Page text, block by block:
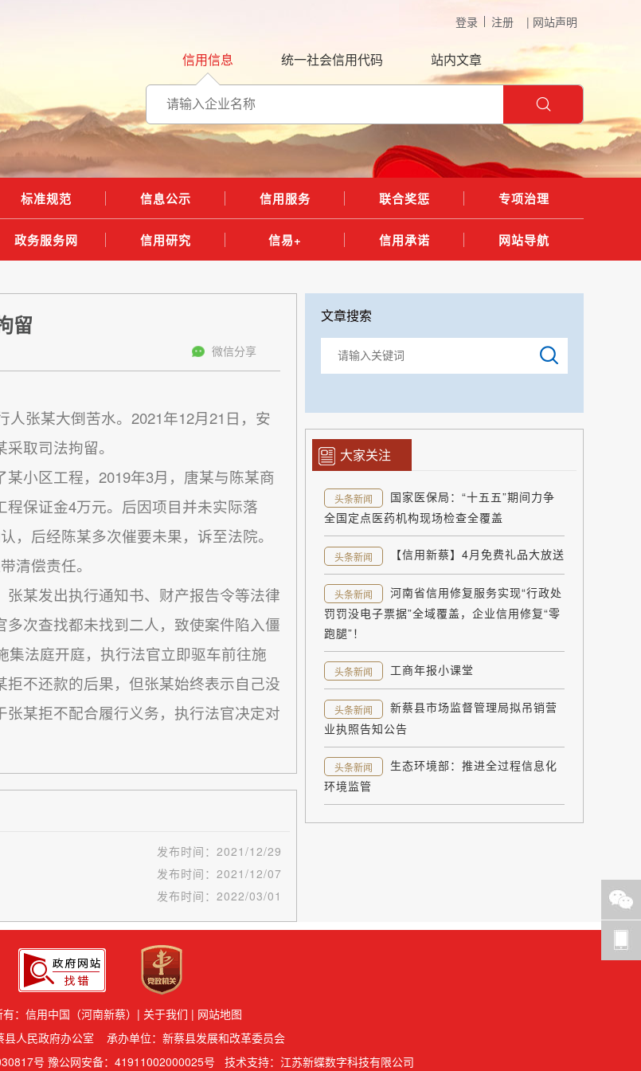
登录 注册 | 网站声明
信用信息 统一社会信用代码 站内文章
标准规范 信息公示 信用服务 联合奖惩 专项治理
政务服务网 信用研究 信易+ 信用承诺 网站导航
留
微信分享
人张某大倒苦水。2021年12月21日，安
取司法拘留。
小区工程，2019年3月，唐某与陈某商
保证金4万元。后因项目并未实际落
，后经陈某多次催要未果，诉至法院。
清偿责任。
某发出执行通知书、财产报告令等法律
次查找都未找到二人，致使案件陷入僵
集法庭开庭，执行法官立即驱车前往施
不还款的后果，但张某始终表示自己没
某拒不配合履行义务，执行法官决定对
发布时间： 2021/12/29
发布时间： 2021/12/07
发布时间： 2022/03/01
文章搜索
大家关注
头条新闻
国家医保局：“十五五”期间力争
全国定点医药机构现场检查全覆盖
头条新闻 【信用新蔡】4月免费礼品大放送
头条新闻
河南省信用修复服务实现“行政处
罚罚没电子票据”全域覆盖，企业信用修复“零
跑腿”！
头条新闻 工商年报小课堂
头条新闻
新蔡县市场监督管理局拟吊销营
业执照告知公告
头条新闻
生态环境部：推进全过程信息化
环境监管
有：信用中国（河南新蔡）| 关于我们 | 网站地图
县人民政府办公室 承办单位：新蔡县发展和改革委员会
号 豫公网安备：41911002000025号 技术支持：江苏新蝶数字科技有限公司
意见
反馈